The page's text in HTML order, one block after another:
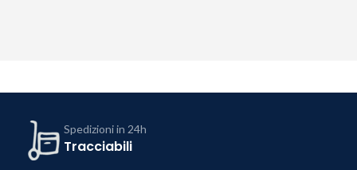
Spedizioni in 24h
Tracciabili